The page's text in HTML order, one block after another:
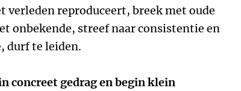
verleden reproduceert, breek met oude
onbekende, streef naar consistentie en
durf te leiden.
concreet gedrag en begin klein